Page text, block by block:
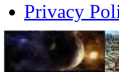
Privacy